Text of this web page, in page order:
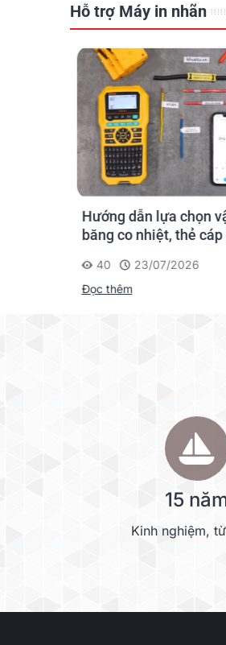
Hỗ trợ Máy in nhãn
Hướng dẫn lựa chọn
băng co nhiệt, thẻ cáp
40
23/07/2026
Đọc thêm
15
Kinh nghiệm,